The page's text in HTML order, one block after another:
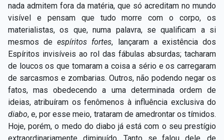
nada admitem fora da matéria, que só acreditam no mundo
visível e pensam que tudo morre com o corpo, os
materialistas, os que, numa palavra, se qualificam a si
mesmos deespíritos fortes, lançaram a existência dos
Espíritos invisíveis ao rol das fábulas absurdas; tacharam
de loucos os que tomaram a coisa a sério e os carregaram
de sarcasmos e zombarias. Outros, não podendo negar os
fatos, mas obedecendo a uma determinada ordem de
ideias, atribuíram os fenômenos à influência exclusiva do
diabo, e, por esse meio, trataram de amedrontar os tímidos.
Hoje, porém, o medo do diabo já está com o seu prestígio